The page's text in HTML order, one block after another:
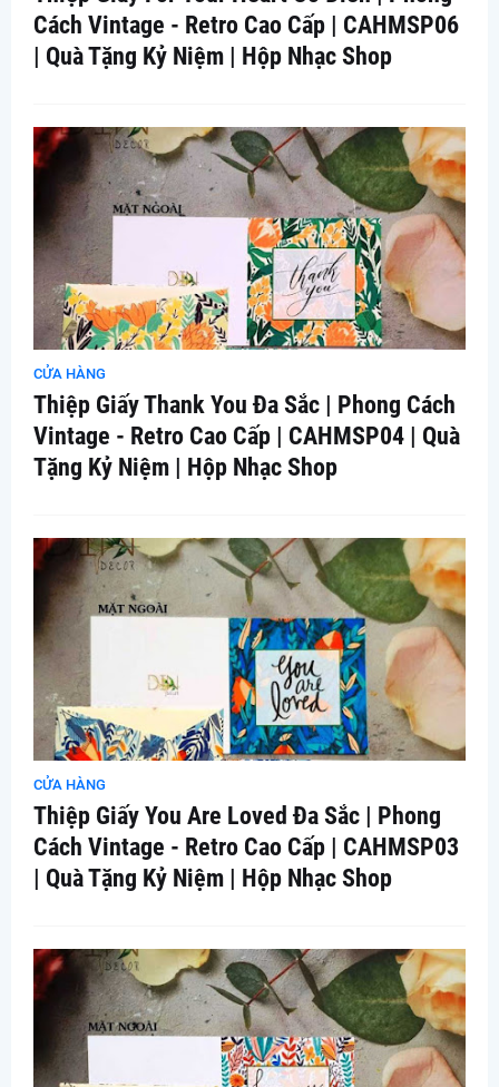
Cách Vintage - Retro Cao Cấp | CAHMSP06
| Quà Tặng Kỷ Niệm | Hộp Nhạc Shop
CỬA HÀNG
Thiệp Giấy Thank You Đa Sắc | Phong Cách
Vintage - Retro Cao Cấp | CAHMSP04 | Quà
Tặng Kỷ Niệm | Hộp Nhạc Shop
CỬA HÀNG
Thiệp Giấy You Are Loved Đa Sắc | Phong
Cách Vintage - Retro Cao Cấp | CAHMSP03
| Quà Tặng Kỷ Niệm | Hộp Nhạc Shop